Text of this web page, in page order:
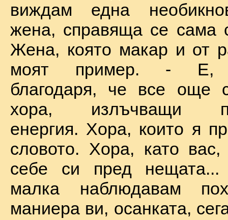
виждам една
жена, справяща се сама
Жена, която макар и от
моят пример. - Е,
благодаря, че все още
хора, излъчващи
енергия. Хора, които я
словото. Хора, като
себе си пред
малка наблюдавам
маниера ви, осанката,